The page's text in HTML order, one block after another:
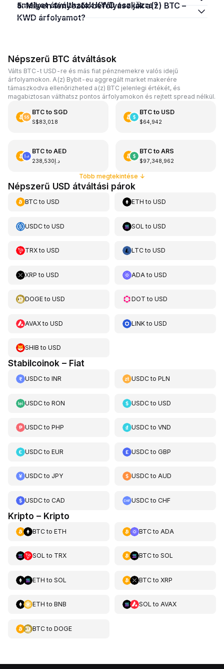
amelyet átválthatok KWD eszközre?
5. Milyen tényezők befolyásolják a(z) BTC –
KWD árfolyamot?
Népszerű BTC átváltások
Válts BTC-t USD-re és más fiat pénznemekre valós idejű
árfolyamokon. A(z) Bybit-eu aggregált market makerére
támaszkodva ellenőrizheted a(z) BTC jelenlegi értékét, és
magabiztosan válthatsz pontos árfolyamokon és rejtett spread nélkül.
BTCto SGD
S$83,018
BTCto USD
$64,942
BTCto AED
د.إ238,530
BTCto ARS
$97,348,962
Több megtekintése ↓
Népszerű USD átváltási párok
BTCto USD ETH toUSD
USDCto USD SOL toUSD
TRXto USD LTCtoUSD
XRP to USD ADA toUSD
DOGEto USD DOT toUSD
AVAXto USD LINKtoUSD
SHIB to USD
Stabilcoinok – Fiat
USDCto INR USDCtoPLN
USDCto RON USDCtoUSD
USDCto PHP USDCtoVND
USDCto EUR USDCtoGBP
USDCto JPY USDCtoAUD
USDCto CAD USDCtoCHF
Kripto – Kripto
BTCto ETH BTCto ADA
SOL to TRX BTCto SOL
ETH to SOL BTCto XRP
ETH to BNB SOL to AVAX
BTCto DOGE